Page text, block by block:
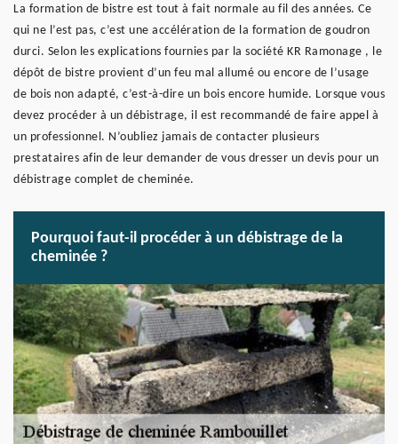
La formation de bistre est tout à fait normale au fil des années. Ce
qui ne l’est pas, c’est une accélération de la formation de goudron
durci. Selon les explications fournies par la société KR Ramonage , le
dépôt de bistre provient d’un feu mal allumé ou encore de l’usage
de bois non adapté, c’est-à-dire un bois encore humide. Lorsque vous
devez procéder à un débistrage, il est recommandé de faire appel à
un professionnel. N’oubliez jamais de contacter plusieurs
prestataires afin de leur demander de vous dresser un devis pour un
débistrage complet de cheminée.
Pourquoi faut-il procéder à un débistrage de la
cheminée ?